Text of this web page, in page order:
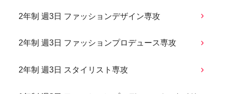
2年制 週3日 ファッションデザイン専攻
2年制 週3日 ファッションプロデュース専攻
2年制 週3日 スタイリスト専攻